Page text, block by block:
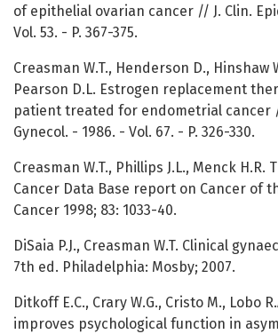
of epithelial ovarian cancer // J. Clin.
Vol. 53. - P. 367-375.
Creasman W.T., Henderson D., Hinshaw
Pearson D.L. Estrogen replacement
patient treated for endometrial cancer
Gynecol. - 1986. - Vol. 67. - P. 326-330.
Creasman W.T., Phillips J.L., Menck H.R.
Cancer Data Base report on Cancer of
Cancer 1998; 83: 1033-40.
DiSaia P.J., Creasman W.T. Clinical
7th ed. Philadelphia: Mosby; 2007.
Ditkoff E.C., Crary W.G., Cristo M., Lobo
improves psychological function in